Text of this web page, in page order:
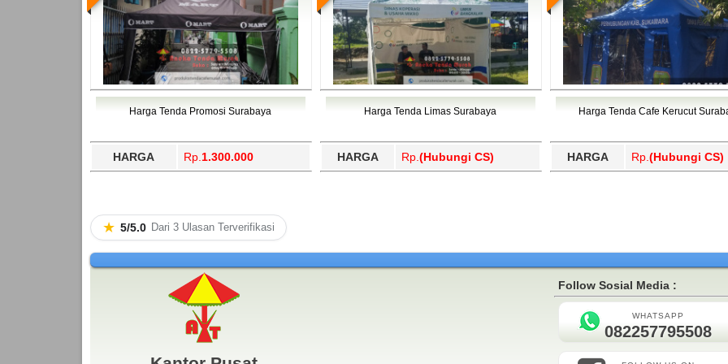
Harga Tenda Promosi Surabaya
HARGA Rp. 1.300.000
Harga Tenda Limas Surabaya
HARGA Rp. (Hubungi CS)
Harga Tenda Cafe Kerucut
HARGA Rp. (Hubungi CS)
★ 5/5.0 Dari 3 Ulasan Terverifikasi
Follow Sosial Media :
WHATSAPP
082257795508